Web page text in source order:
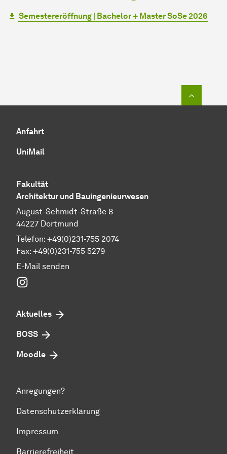
Semestereröffnung | Bachelor + Master SoSe 2026
Anfahrt
UniMail
Fakultät
Architektur und Bauingenieurwesen
August-Schmidt-Straße 8
44227 Dortmund
Telefon: +49(0)231-755 2074
Fax: +49(0)231-755 5279
E-Mail senden
Aktuelles
BOSS
Moodle
Anregungen?
Datenschutzerklärung
Impressum
Barrierefreiheit